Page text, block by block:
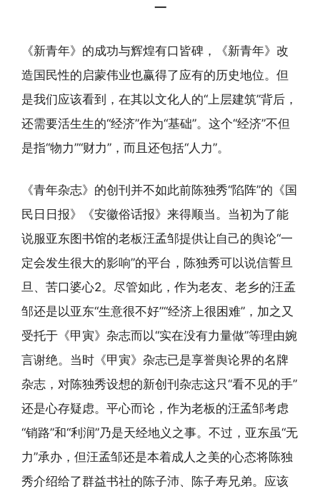
一
《新青年》的成功与辉煌有口皆碑，《新青年》改
造国民性的启蒙伟业也赢得了应有的历史地位。但
是我们应该看到，在其以文化人的“上层建筑”背后，
还需要活生生的“经济”作为“基础”。这个“经济”不但
是指“物力”“财力”，而且还包括“人力”。
《青年杂志》的创刊并不如此前陈独秀“陷阵”的《国
民日日报》《安徽俗话报》来得顺当。当初为了能
说服亚东图书馆的老板汪孟邹提供让自己的舆论“一
定会发生很大的影响”的平台，陈独秀可以说信誓旦
旦、苦口婆心2。尽管如此，作为老友、老乡的汪孟
邹还是以亚东“生意很不好”“经济上很困难”，加之又
受托于《甲寅》杂志而以“实在没有力量做”等理由婉
言谢绝。当时《甲寅》杂志已是享誉舆论界的名牌
杂志，对陈独秀设想的新创刊杂志这只“看不见的手”
还是心存疑虑。平心而论，作为老板的汪孟邹考虑
“销路”和“利润”乃是天经地义之事。不过，亚东虽“无
力”承办，但汪孟邹还是本着成人之美的心态将陈独
秀介绍给了群益书社的陈子沛、陈子寿兄弟。应该